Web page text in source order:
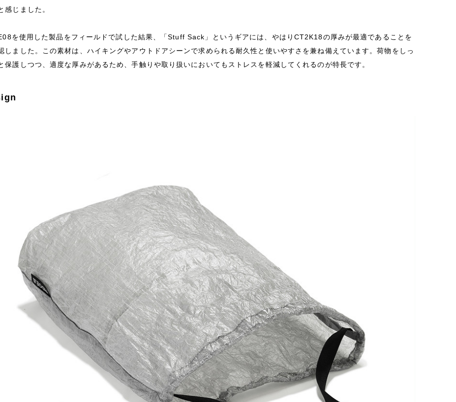
感じました。
を使用した製品をフィールドで試した結果、「Stuff Sack」というギアには、やはりCT2K18の厚みが最適であることを
しました。この素材は、ハイキングやアウトドアシーンで求められる耐久性と使いやすさを兼ね備えています。荷物をしっ
保護しつつ、適度な厚みがあるため、手触りや取り扱いにおいてもストレスを軽減してくれるのが特長です。